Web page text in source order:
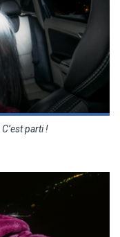
C’est parti !